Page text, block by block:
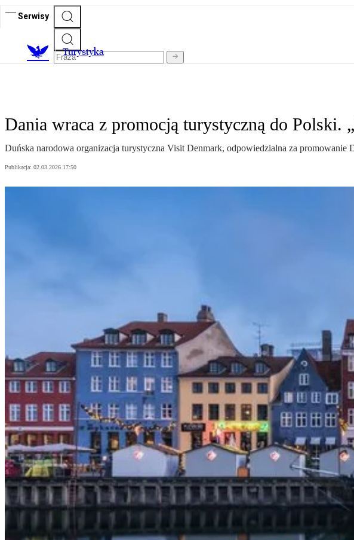
Serwisy
Turystyka
Dania wraca z promocją turystyczną do Polski.
Duńska narodowa organizacja turystyczna Visit Denmark, odpowiedzialna za
Publikacja: 02.03.2026 17:50